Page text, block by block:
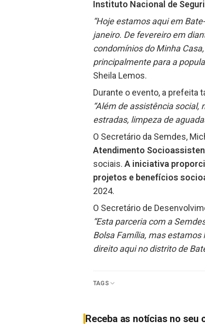
Instituto Nacional de
“Hoje estamos aqui em
janeiro. De fevereiro em
condomínios do Minha
principalmente para a
Sheila Lemos.
Durante o evento, a prefeita
“Além de assistência
estradas, limpeza de
O Secretário da Semdes,
Atendimento
sociais. A iniciativa
projetos e benefícios
2024.
O Secretário de
“Esta parceria com a
Bolsa Família, mas
direito aqui no distrito de
TAGS
Receba as notícias no seu